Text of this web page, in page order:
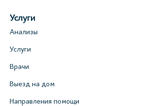
Услуги
Анализы
Услуги
Врачи
Выезд на дом
Направления помощи